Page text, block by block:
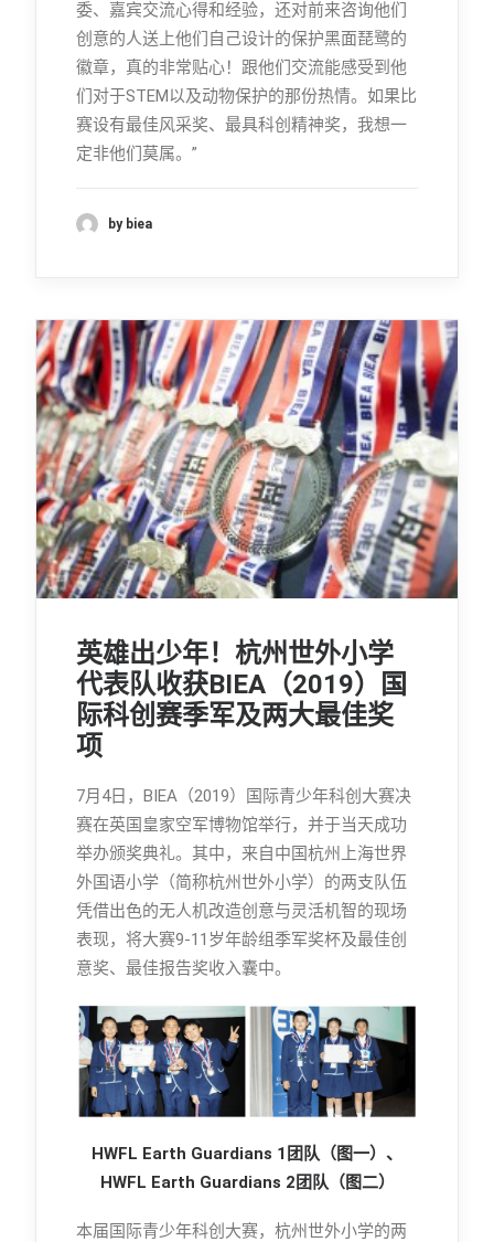
委、嘉宾交流心得和经验，还对前来咨询他们
创意的人送上他们自己设计的保护黑面琵鹭的
徽章，真的非常贴心！跟他们交流能感受到他
们对于STEM以及动物保护的那份热情。如果比
赛设有最佳风采奖、最具科创精神奖，我想一
定非他们莫属。”
by biea
英雄出少年！杭州世外小学
代表队收获BIEA（2019）国
际科创赛季军及两大最佳奖
项
7月4日，BIEA（2019）国际青少年科创大赛决
赛在英国皇家空军博物馆举行，并于当天成功
举办颁奖典礼。其中，来自中国杭州上海世界
外国语小学（简称杭州世外小学）的两支队伍
凭借出色的无人机改造创意与灵活机智的现场
表现，将大赛9-11岁年龄组季军奖杯及最佳创
意奖、最佳报告奖收入囊中。
HWFL Earth Guardians 1 团队（图一）、
HWFL Earth Guardians 2团队（图二）
本届国际青少年科创大赛，杭州世外小学的两